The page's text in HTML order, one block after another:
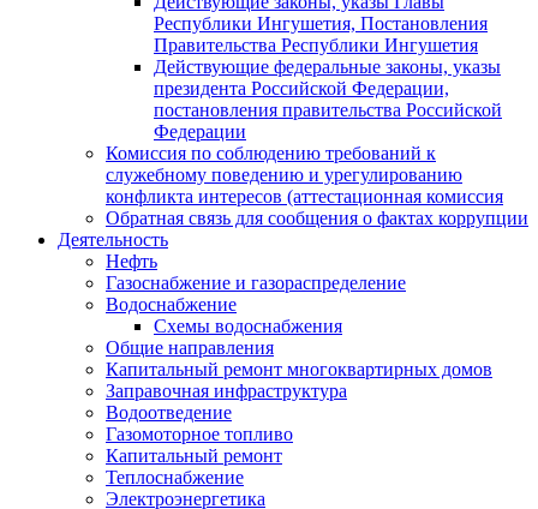
Республики Ингушетия, Постановления
Правительства Республики Ингушетия
Действующие федеральные законы, указы
президента Российской Федерации,
постановления правительства Российской
Федерации
Комиссия по соблюдению требований к
служебному поведению и урегулированию
конфликта интересов (аттестационная комиссия
Обратная связь для сообщения о фактах коррупции
Деятельность
Нефть
Газоснабжение и газораспределение
Водоснабжение
Схемы водоснабжения
Общие направления
Капитальный ремонт многоквартирных домов
Заправочная инфраструктура
Водоотведение
Газомоторное топливо
Капитальный ремонт
Теплоснабжение
Электроэнергетика